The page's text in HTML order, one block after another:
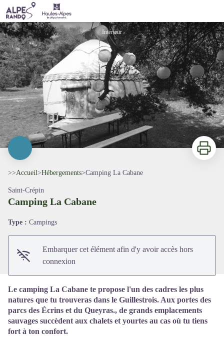
Camping La Cabane
Intérieur
Imprimer
>>Accueil>Hébergements>Camping La Cabane
Saint-Crépin
Camping La Cabane
Type : Campings
Embarquer cet élément afin d'y avoir accès hors
connexion
Le camping La Cabane te propose l'un des cadres les plus
natures que tu trouveras dans le Guillestrois. Aux portes des
parcs des Écrins et du Queyras., de grands emplacements
sauvages succèdent aux chalets et yourtes au cas où tu tiens
fort à ton confort.